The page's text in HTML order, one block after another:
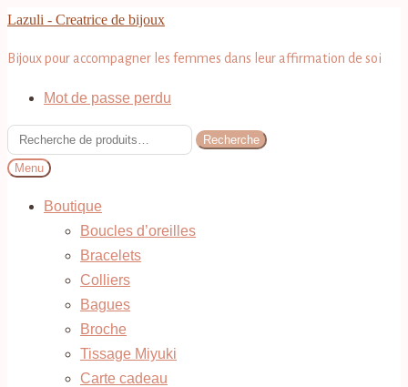
Aller
la
navigation
Aller
contenu
Lazuli - Creatrice de bijoux
Bijoux pour accompagner les femmes dans leur affirmation de soi
Mot de passe perdu
Recherche
pour :
Recherche
Menu
Boutique
Boucles d’oreilles
Bracelets
Colliers
Bagues
Broche
Tissage Miyuki
Carte cadeau